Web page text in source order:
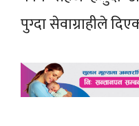
पुग्दा सेवाग्राहीले